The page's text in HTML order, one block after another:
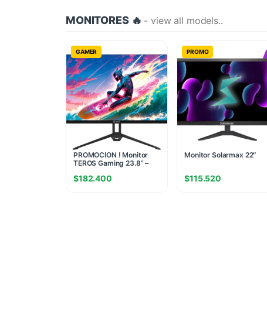
MONITORES 🔥 - view all models..
GAMER
PROMOCION ! Monitor
TEROS Gaming 23.8” –
$182.400
PROMO
Monitor Solarmax 22″
$115.520